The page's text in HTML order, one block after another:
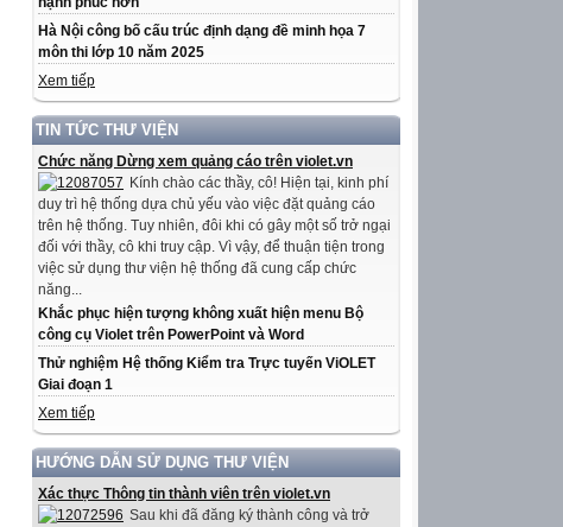
Hà Nội công bố cấu trúc định dạng đề minh họa 7
môn thi lớp 10 năm 2025
Xem tiếp
TIN TỨC THƯ VIỆN
Chức năng Dừng xem quảng cáo trên violet.vn
Kính chào các thầy, cô! Hiện tại, kinh phí
duy trì hệ thống dựa chủ yếu vào việc đặt quảng cáo
trên hệ thống. Tuy nhiên, đôi khi có gây một số trở ngại
đối với thầy, cô khi truy cập. Vì vậy, để thuận tiện trong
việc sử dụng thư viện hệ thống đã cung cấp chức
năng...
Khắc phục hiện tượng không xuất hiện menu Bộ
công cụ Violet trên PowerPoint và Word
Thử nghiệm Hệ thống Kiểm tra Trực tuyến ViOLET
Giai đoạn 1
Xem tiếp
HƯỚNG DẪN SỬ DỤNG THƯ VIỆN
Xác thực Thông tin thành viên trên violet.vn
Sau khi đã đăng ký thành công và trở